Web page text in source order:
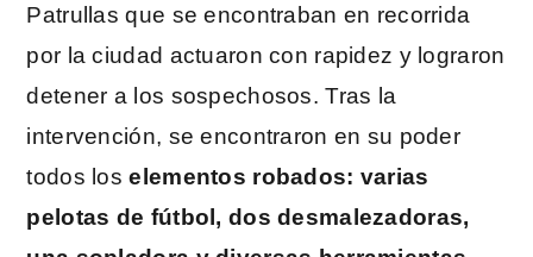
Patrullas que se encontraban en recorrida
por la ciudad actuaron con rapidez y lograron
detener a los sospechosos. Tras la
intervención, se encontraron en su poder
todos loselementos robados: varias
pelotas de fútbol, dos desmalezadoras,